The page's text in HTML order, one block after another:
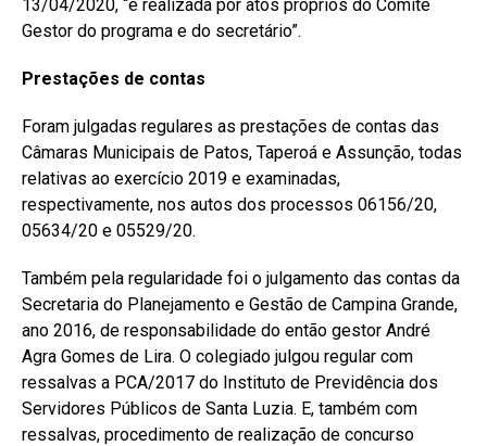
13/04/2020, “é realizada por atos próprios do Comitê
Gestor do programa e do secretário”.
Prestações de contas
Foram julgadas regulares as prestações de contas das
Câmaras Municipais de Patos, Taperoá e Assunção, todas
relativas ao exercício 2019 e examinadas,
respectivamente, nos autos dos processos 06156/20,
05634/20 e 05529/20.
Também pela regularidade foi o julgamento das contas da
Secretaria do Planejamento e Gestão de Campina Grande,
ano 2016, de responsabilidade do então gestor André
Agra Gomes de Lira. O colegiado julgou regular com
ressalvas a PCA/2017 do Instituto de Previdência dos
Servidores Públicos de Santa Luzia. E, também com
ressalvas, procedimento de realização de concurso